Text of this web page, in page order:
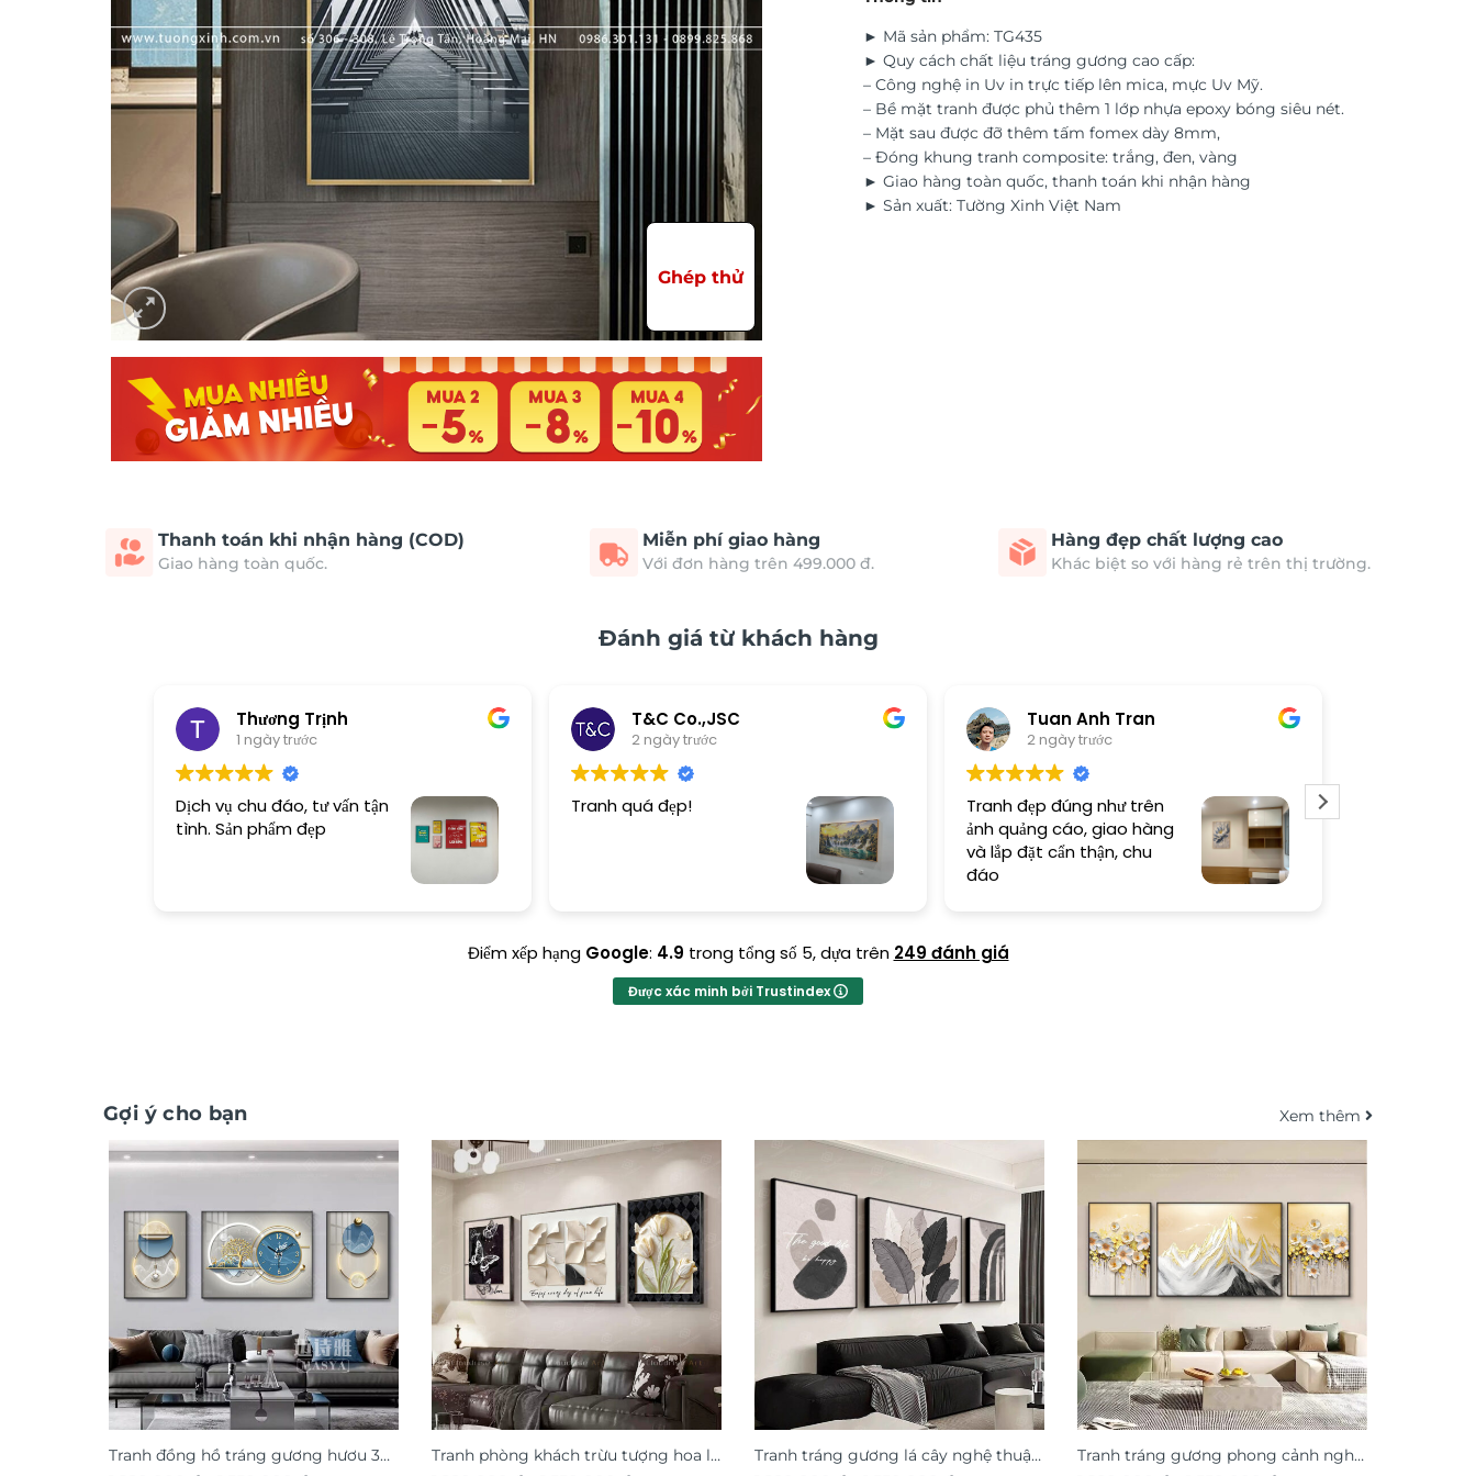
Ghép thử
► Mã sản phẩm: TG435
► Quy cách chất liệu tráng gương cao cấp:
– Công nghệ in Uv in trực tiếp lên mica, mực Uv Mỹ.
– Bề mặt tranh được phủ thêm 1 lớp nhựa epoxy bóng siêu nét.
– Mặt sau được đỡ thêm tấm fomex dày 8mm,
– Đóng khung tranh composite: trắng, đen, vàng
► Giao hàng toàn quốc, thanh toán khi nhận hàng
► Sản xuất: Tường Xinh Việt Nam
Thanh toán khi nhận hàng (COD)
Giao hàng toàn quốc.
Miễn phí giao hàng
Với đơn hàng trên 499.000 đ.
Hàng đẹp chất lượng cao
Khác biệt so với hàng rẻ trên thị trường.
Đánh giá từ khách hàng
Thương Trịnh
1 ngày trước
Dịch vụ chu đáo, tư vấn tận
tình. Sản phẩm đẹp
T&C Co.,JSC
2 ngày trước
Tranh quá đẹp!
Tuan Anh Tran
2 ngày trước
Tranh đẹp đúng như trên
ảnh quảng cáo, giao hàng
và lắp đặt cẩn thận, chu
đáo
Điểm xếp hạng Google: 4.9 trong tổng số 5, dựa trên 249 đánh giá
Được xác minh bởi Trustindex
Gợi ý cho bạn Xem thêm
Tranh đồng hồ tráng gương hươu 3D
Tranh phòng khách trừu tượng hoa lá
Tranh tráng gương lá cây nghệ thuật
Tranh tráng gương phong cảnh nghệ